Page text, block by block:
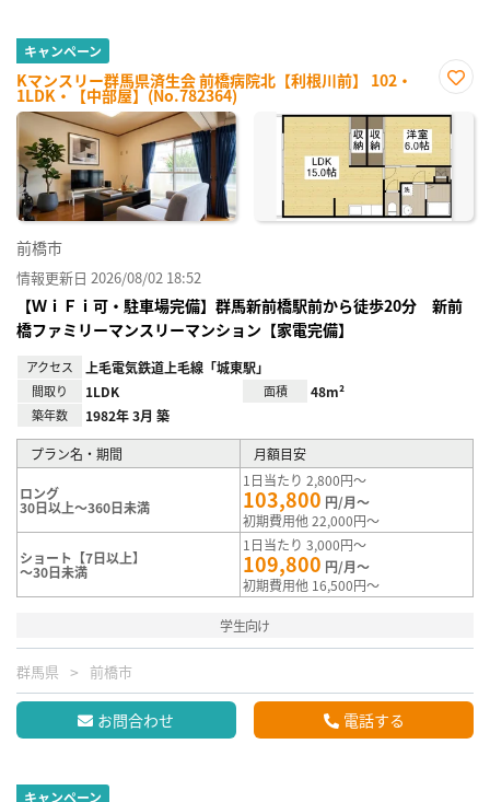
キャンペーン
Kマンスリー群馬県済生会 前橋病院北【利根川前】 102・
1LDK・【中部屋】(No.782364)
に入
り登
録
前橋市
情報更新日 2026/08/02 18:52
【ＷｉＦｉ可・駐車場完備】群馬新前橋駅前から徒歩20分 新前
橋ファミリーマンスリーマンション【家電完備】
アクセス 上毛電気鉄道上毛線「城東駅」
間取り 1LDK 面積 48m²
築年数 1982年 3月 築
プラン名・期間 月額目安
ロング
30日以上～360日未満
1日当たり 2,800円～
103,800 円/月～
初期費用他 22,000円～
ショート【7日以上】
～30日未満
1日当たり 3,000円～
109,800 円/月～
初期費用他 16,500円～
学生向け
群馬県 前橋市
お問合わせ 電話する
キャンペーン